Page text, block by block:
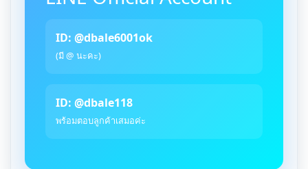
ID: @dbale6001ok
(มี @ นะคะ)
ID: @dbale118
พร้อมตอบลูกค้าเสมอค่ะ